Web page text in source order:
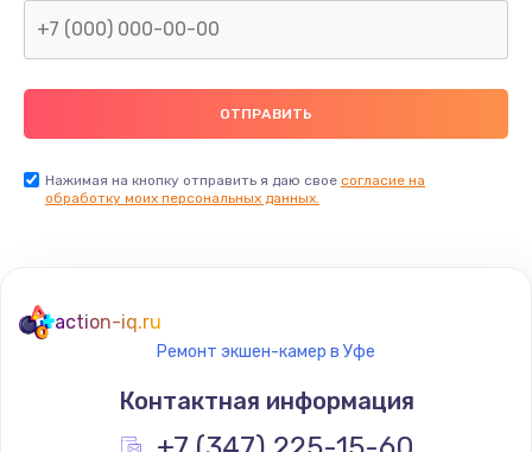
Замена клавиатуры
Заказать
Нажимая на кнопку отправить я даю свое согласие на
обработку моих персональных данных.
action-iq.ru
Ремонт экшен-камер в Уфе
Контактная информация